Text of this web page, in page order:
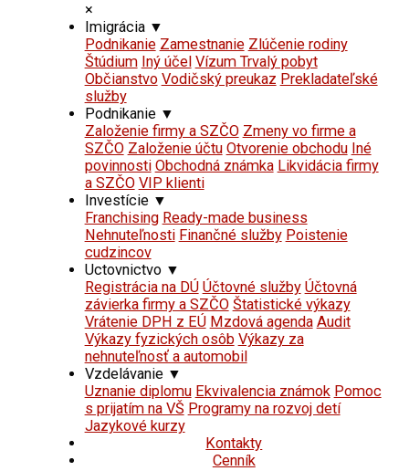
×
Imigrácia ▼
Podnikanie Zamestnanie Zlúčenie rodiny
Štúdium Iný účel Vízum Trvalý pobyt
Občianstvo Vodičský preukaz Prekladateľské
služby
Podnikanie ▼
Založenie firmy a SZČO Zmeny vo firme a
SZČO Založenie účtu Otvorenie obchodu Iné
povinnosti Obchodná známka Likvidácia firmy
a SZČO VIP klienti
Investície ▼
Franchising Ready-made business
Nehnuteľnosti Finančné služby Poistenie
cudzincov
Uctovnictvo ▼
Registrácia na DÚ Účtovné služby Účtovná
závierka firmy a SZČO Štatistické výkazy
Vrátenie DPH z EÚ Mzdová agenda Audit
Výkazy fyzických osôb Výkazy za
nehnuteľnosť a automobil
Vzdelávanie ▼
Uznanie diplomu Ekvivalencia známok Pomoc
s prijatím na VŠ Programy na rozvoj detí
Jazykové kurzy
Kontakty
Cenník